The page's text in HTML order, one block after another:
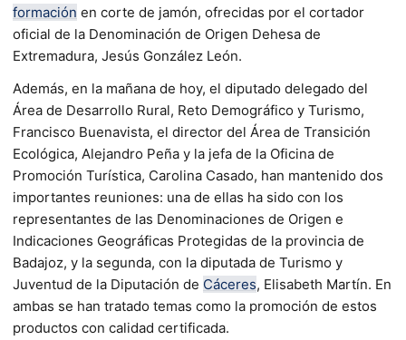
formación en corte de jamón, ofrecidas por el cortador
oficial de la Denominación de Origen Dehesa de
Extremadura, Jesús González León.
Además, en la mañana de hoy, el diputado delegado del
Área de Desarrollo Rural, Reto Demográfico y Turismo,
Francisco Buenavista, el director del Área de Transición
Ecológica, Alejandro Peña y la jefa de la Oficina de
Promoción Turística, Carolina Casado, han mantenido dos
importantes reuniones: una de ellas ha sido con los
representantes de las Denominaciones de Origen e
Indicaciones Geográficas Protegidas de la provincia de
Badajoz, y la segunda, con la diputada de Turismo y
Juventud de la Diputación de Cáceres, Elisabeth Martín. En
ambas se han tratado temas como la promoción de estos
productos con calidad certificada.